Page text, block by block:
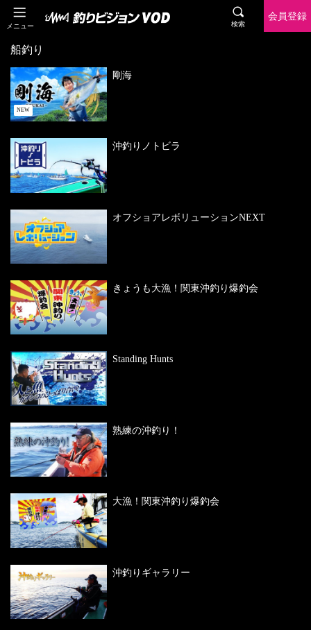
メニュー 検索
会員登録
船釣り
NEW
剛海
沖釣りノトビラ
オフショアレボリューションNEXT
きょうも大漁！関東沖釣り爆釣会
Standing Hunts
熟練の沖釣り！
大漁！関東沖釣り爆釣会
沖釣りギャラリー